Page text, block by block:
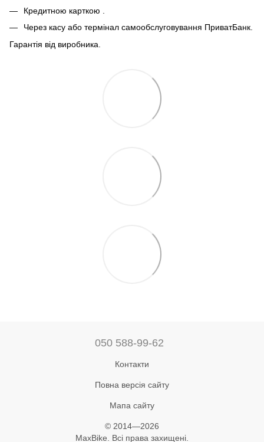
Кредитною карткою .
Через касу або термінал самообслуговування ПриватБанк.
Гарантія від виробника.
050 588-99-62
Контакти
Повна версія сайту
Мапа сайту
© 2014—2026
MaxBike. Всі права захищені.